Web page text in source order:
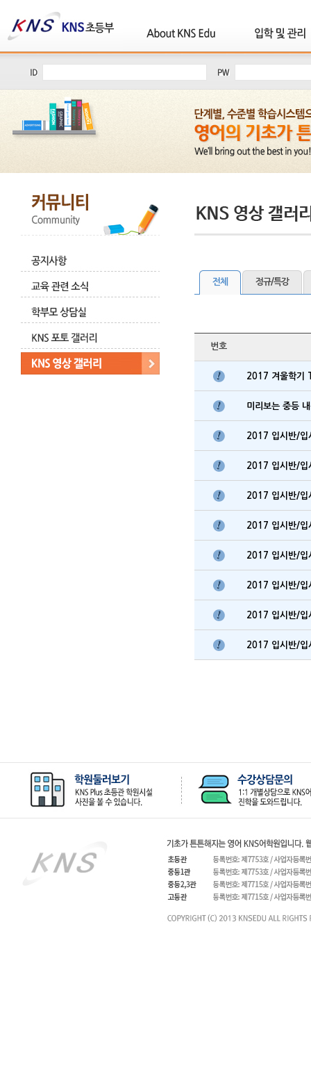
전체 정규/특강
번호
2017 겨울학기
미리보는 중등
2017 입시반/입
2017 입시반/입
2017 입시반/입
2017 입시반/입
2017 입시반/입
2017 입시반/입
2017 입시반/입
2017 입시반/입